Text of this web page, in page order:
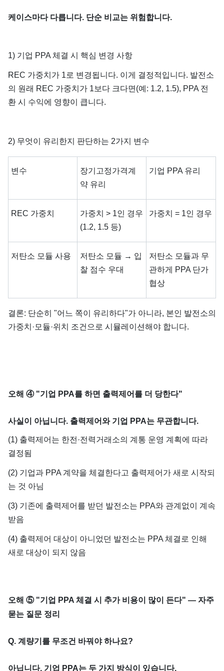
케이스마다 다릅니다. 단순 비교는 위험합니다.
1) 기업 PPA 체결 시 핵심 변경 사항
REC 가중치가 1로 변경됩니다. 이게 결정적입니다. 발전소
의 원래 REC 가중치가 1보다 크다면(예: 1.2, 1.5), PPA 전
환 시 수익에 영향이 큽니다.
2) 무엇이 유리한지 판단하는 2가지 변수
변수
장기고정가격계
약 유리
기업 PPA 유리
REC 가중치
가중치 > 1인 경우
(1.2, 1.5 등)
가중치 = 1인 경우
저탄소 모듈 사용
저탄소 모듈 → 입
찰 점수 우대
저탄소 모듈과 무
관하게 PPA 단가
협상
결론: 단순히 "어느 쪽이 유리하다"가 아니라, 본인 발전소의
가중치·모듈·위치 조건으로 시뮬레이션해야 합니다.
오해 ④ "기업 PPA를 하면 출력제어를 더 당한다"
사실이 아닙니다. 출력제어와 기업 PPA는 무관합니다.
(1) 출력제어는 한전·전력거래소의 계통 운영 계획에 따라
결정됨
(2) 기업과 PPA 계약을 체결한다고 출력제어가 새로 시작되
는 것 아님
(3) 기존에 출력제어를 받던 발전소는 PPA와 관계없이 계속
받음
(4) 출력제어 대상이 아니었던 발전소는 PPA 체결로 인해
새로 대상이 되지 않음
오해 ⑤ "기업 PPA 체결 시 추가 비용이 많이 든다" — 자주
묻는 질문 정리
Q. 계량기를 무조건 바꿔야 하나요?
아닙니다. 기업 PPA는 두 가지 방식이 있습니다.